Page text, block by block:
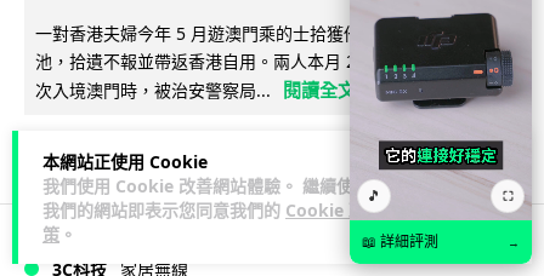
本網站正使用 Cookie
我們使用 Cookie 改善網站體驗。 繼續使用
我們的網站即表示您同意我們的 Cookie 政
策 。
一對香港夫婦今年 5 月遊澳門乘的士拾獲他人遺留相機及電
池，拾遺不報並帶返香港自用。兩人本月 2 日經港珠澳大橋再
次入境澳門時，被治安警察局...
閱讀全文
3C科技 家居無線
🎵 ⛶
📖 詳細評測 →